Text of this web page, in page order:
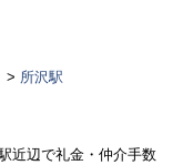
所沢駅
近辺で礼金・仲介手数